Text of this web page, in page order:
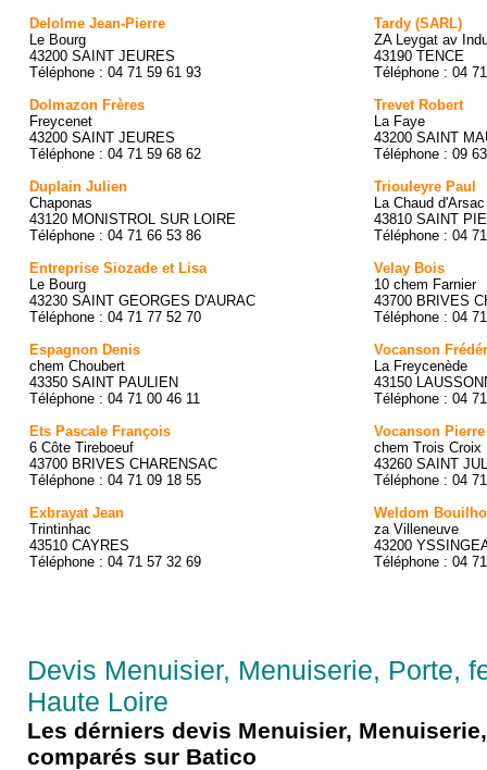
Delolme Jean-Pierre
Le Bourg
43200 SAINT JEURES
Téléphone : 04 71 59 61 93
Dolmazon Frères
Freycenet
43200 SAINT JEURES
Téléphone : 04 71 59 68 62
Duplain Julien
Chaponas
43120 MONISTROL SUR LOIRE
Téléphone : 04 71 66 53 86
Entreprise Siozade et Lisa
Le Bourg
43230 SAINT GEORGES D'AURAC
Téléphone : 04 71 77 52 70
Espagnon Denis
chem Choubert
43350 SAINT PAULIEN
Téléphone : 04 71 00 46 11
Ets Pascale François
6 Côte Tireboeuf
43700 BRIVES CHARENSAC
Téléphone : 04 71 09 18 55
Exbrayat Jean
Trintinhac
43510 CAYRES
Téléphone : 04 71 57 32 69
Tardy (SARL)
ZA Leygat av
43190 TENCE
Téléphone : 04
Trevet Robert
La Faye
43200 SAINT
Téléphone : 09
Triouleyre Paul
La Chaud d'Arsac
43810 SAINT
Téléphone : 04
Velay Bois
10 chem Farnier
43700 BRIVES
Téléphone : 04
Vocanson
La Freycenède
43150
Téléphone : 04
Vocanson Pierre
chem Trois Croix
43260 SAINT
Téléphone : 04
Weldom
za Villeneuve
43200
Téléphone : 04
Devis Menuisier, Menuiserie, Porte,
Haute Loire
Les dérniers devis Menuisier,
comparés sur Batico